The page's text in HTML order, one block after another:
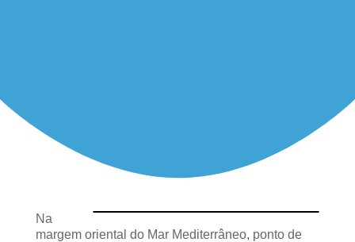
Na
margem oriental do Mar Mediterrâneo, ponto de